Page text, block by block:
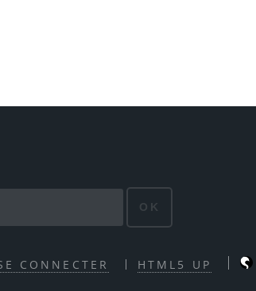
OK
CONNECTER HTML5 UP